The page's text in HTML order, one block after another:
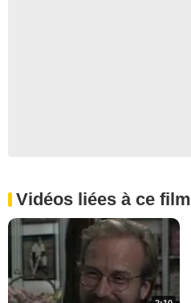
Vidéos liées à ce film